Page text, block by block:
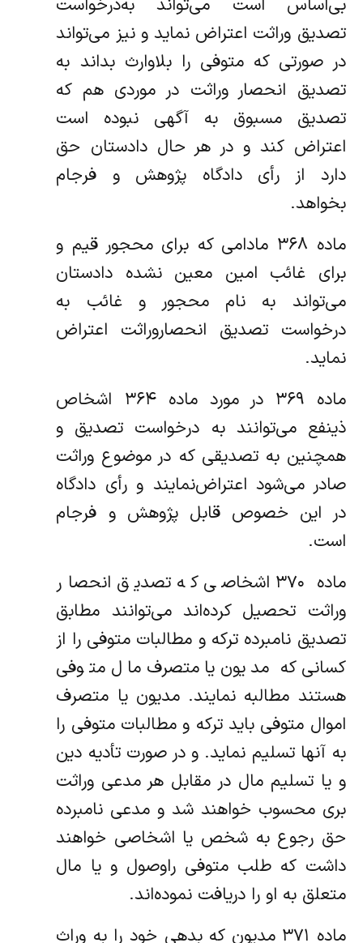
بی‌اساس است می‌تواند به‌درخواست
تصدیق وراثت اعتراض نماید و نیز می‌تواند
در صورتی که متوفی را بلاوارث بداند به
تصدیق انحصار وراثت در موردی هم که
تصدیق‌ مسبوق به آگهی نبوده است
اعتراض کند و در هر حال دادستان حق
دارد از رأی دادگاه پژوهش و فرجام
بخواهد.
‌ماده ۳۶۸ مادامی که برای محجور قیم و
برای غائب امین معین نشده دادستان
می‌تواند به نام محجور و غائب به
درخواست تصدیق انحصار‌وراثت اعتراض
نماید.
‌ماده ۳۶۹ در مورد ماده ۳۶۴ اشخاص
ذینفع می‌توانند به درخواست تصدیق و
همچنین به تصدیقی که در موضوع وراثت
صادر می‌شود اعتراض‌نمایند و رأی دادگاه
در این خصوص قابل پژوهش و فرجام
است.
‌ماده ۳۷۰ اشخاصی که تصدیق انحصار
وراثت تحصیل کرده‌اند می‌توانند مطابق
تصدیق نامبرده ترکه و مطالبات متوفی را از
کسانی که مدیون یا‌متصرف مال متوفی
هستند مطالبه نمایند. مدیون یا متصرف
اموال متوفی باید ترکه و مطالبات متوفی را
به آنها تسلیم نماید. و در صورت تأدیه دین
و یا‌ تسلیم مال در مقابل هر مدعی وراثت
بری محسوب خواهند شد و مدعی نامبرده
حق رجوع به شخص یا اشخاصی خواهند
داشت که طلب متوفی را‌وصول و یا مال
متعلق به او را دریافت نموده‌اند.
‌ماده ۳۷۱ مدیون که بدهی خود را به وراث